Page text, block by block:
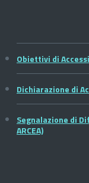
Obiettivi di
Dichiarazione di
Segnalazione di
ARCEA)